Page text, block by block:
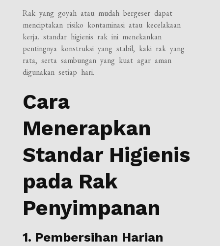
Rak yang goyah atau mudah bergeser dapat
menciptakan risiko kontaminasi atau kecelakaan
kerja. standar higienis rak ini menekankan
pentingnya konstruksi yang stabil, kaki rak yang
rata, serta sambungan yang kuat agar aman
digunakan setiap hari.
Cara
Menerapkan
Standar Higienis
pada Rak
Penyimpanan
1. Pembersihan Harian